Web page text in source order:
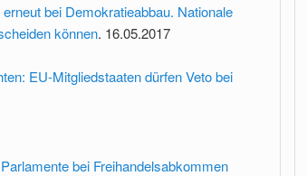
bei Demokratieabbau. Nationale
können. 16.05.2017
EU-Mitgliedstaaten dürfen Veto bei
bei Freihandelsabkommen